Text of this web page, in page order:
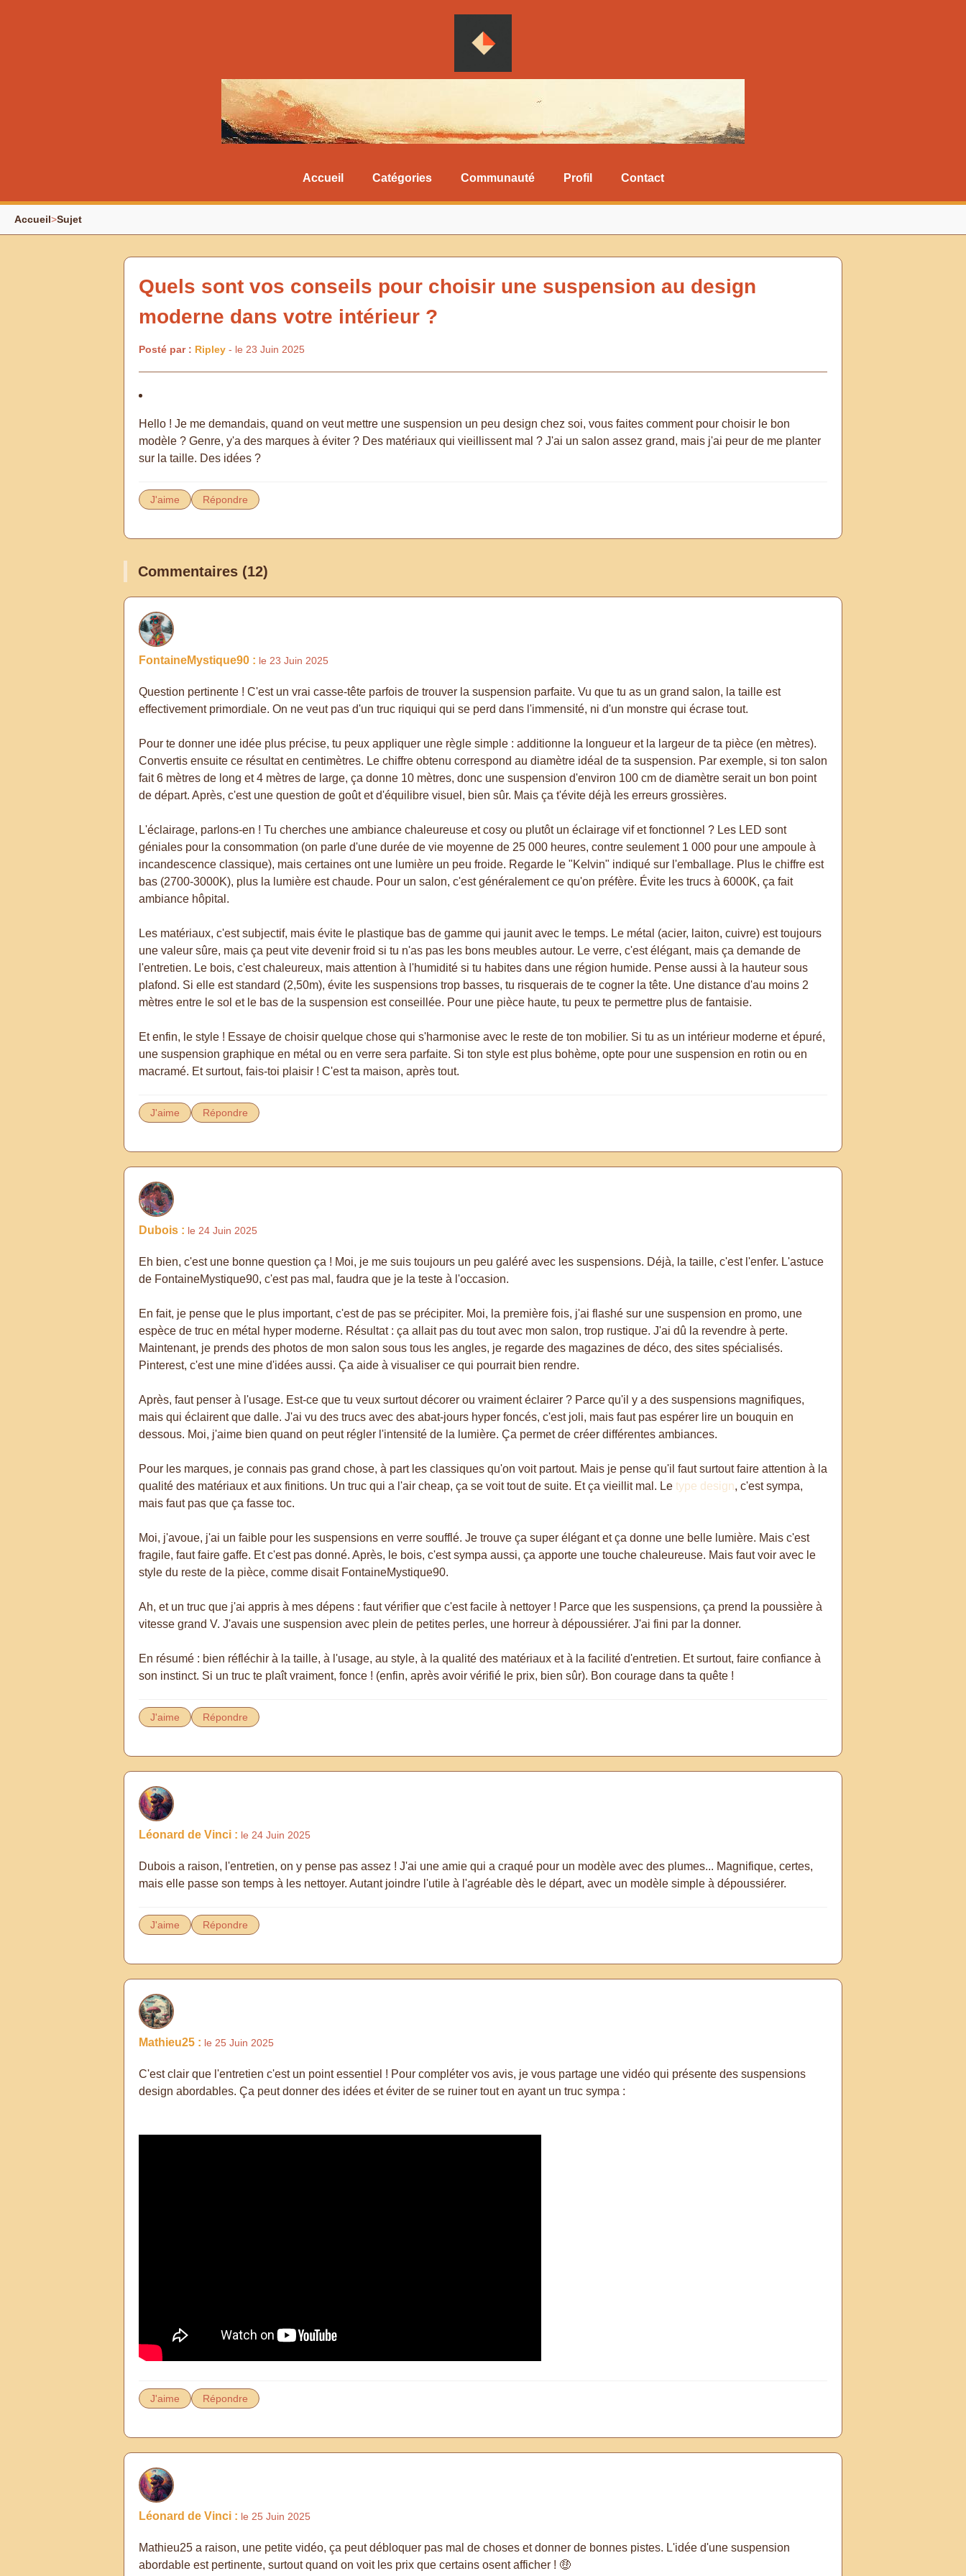
Accueil Catégories Communauté Profil Contact
Accueil>Sujet
Quels sont vos conseils pour choisir une suspension au design
moderne dans votre intérieur ?
Posté par : Ripley - le 23 Juin 2025
Hello ! Je me demandais, quand on veut mettre une suspension un peu design chez soi, vous faites comment pour choisir le bon
modèle ? Genre, y'a des marques à éviter ? Des matériaux qui vieillissent mal ? J'ai un salon assez grand, mais j'ai peur de me planter
sur la taille. Des idées ?
J'aime Répondre
Commentaires (12)
FontaineMystique90 : le 23 Juin 2025
Question pertinente ! C'est un vrai casse-tête parfois de trouver la suspension parfaite. Vu que tu as un grand salon, la taille est
effectivement primordiale. On ne veut pas d'un truc riquiqui qui se perd dans l'immensité, ni d'un monstre qui écrase tout.
Pour te donner une idée plus précise, tu peux appliquer une règle simple : additionne la longueur et la largeur de ta pièce (en mètres).
Convertis ensuite ce résultat en centimètres. Le chiffre obtenu correspond au diamètre idéal de ta suspension. Par exemple, si ton salon
fait 6 mètres de long et 4 mètres de large, ça donne 10 mètres, donc une suspension d'environ 100 cm de diamètre serait un bon point
de départ. Après, c'est une question de goût et d'équilibre visuel, bien sûr. Mais ça t'évite déjà les erreurs grossières.
L'éclairage, parlons-en ! Tu cherches une ambiance chaleureuse et cosy ou plutôt un éclairage vif et fonctionnel ? Les LED sont
géniales pour la consommation (on parle d'une durée de vie moyenne de 25 000 heures, contre seulement 1 000 pour une ampoule à
incandescence classique), mais certaines ont une lumière un peu froide. Regarde le "Kelvin" indiqué sur l'emballage. Plus le chiffre est
bas (2700-3000K), plus la lumière est chaude. Pour un salon, c'est généralement ce qu'on préfère. Évite les trucs à 6000K, ça fait
ambiance hôpital.
Les matériaux, c'est subjectif, mais évite le plastique bas de gamme qui jaunit avec le temps. Le métal (acier, laiton, cuivre) est toujours
une valeur sûre, mais ça peut vite devenir froid si tu n'as pas les bons meubles autour. Le verre, c'est élégant, mais ça demande de
l'entretien. Le bois, c'est chaleureux, mais attention à l'humidité si tu habites dans une région humide. Pense aussi à la hauteur sous
plafond. Si elle est standard (2,50m), évite les suspensions trop basses, tu risquerais de te cogner la tête. Une distance d'au moins 2
mètres entre le sol et le bas de la suspension est conseillée. Pour une pièce haute, tu peux te permettre plus de fantaisie.
Et enfin, le style ! Essaye de choisir quelque chose qui s'harmonise avec le reste de ton mobilier. Si tu as un intérieur moderne et épuré,
une suspension graphique en métal ou en verre sera parfaite. Si ton style est plus bohème, opte pour une suspension en rotin ou en
macramé. Et surtout, fais-toi plaisir ! C'est ta maison, après tout.
J'aime Répondre
Dubois : le 24 Juin 2025
Eh bien, c'est une bonne question ça ! Moi, je me suis toujours un peu galéré avec les suspensions. Déjà, la taille, c'est l'enfer. L'astuce
de FontaineMystique90, c'est pas mal, faudra que je la teste à l'occasion.
En fait, je pense que le plus important, c'est de pas se précipiter. Moi, la première fois, j'ai flashé sur une suspension en promo, une
espèce de truc en métal hyper moderne. Résultat : ça allait pas du tout avec mon salon, trop rustique. J'ai dû la revendre à perte.
Maintenant, je prends des photos de mon salon sous tous les angles, je regarde des magazines de déco, des sites spécialisés.
Pinterest, c'est une mine d'idées aussi. Ça aide à visualiser ce qui pourrait bien rendre.
Après, faut penser à l'usage. Est-ce que tu veux surtout décorer ou vraiment éclairer ? Parce qu'il y a des suspensions magnifiques,
mais qui éclairent que dalle. J'ai vu des trucs avec des abat-jours hyper foncés, c'est joli, mais faut pas espérer lire un bouquin en
dessous. Moi, j'aime bien quand on peut régler l'intensité de la lumière. Ça permet de créer différentes ambiances.
Pour les marques, je connais pas grand chose, à part les classiques qu'on voit partout. Mais je pense qu'il faut surtout faire attention à la
qualité des matériaux et aux finitions. Un truc qui a l'air cheap, ça se voit tout de suite. Et ça vieillit mal. Le type design, c'est sympa,
mais faut pas que ça fasse toc.
Moi, j'avoue, j'ai un faible pour les suspensions en verre soufflé. Je trouve ça super élégant et ça donne une belle lumière. Mais c'est
fragile, faut faire gaffe. Et c'est pas donné. Après, le bois, c'est sympa aussi, ça apporte une touche chaleureuse. Mais faut voir avec le
style du reste de la pièce, comme disait FontaineMystique90.
Ah, et un truc que j'ai appris à mes dépens : faut vérifier que c'est facile à nettoyer ! Parce que les suspensions, ça prend la poussière à
vitesse grand V. J'avais une suspension avec plein de petites perles, une horreur à dépoussiérer. J'ai fini par la donner.
En résumé : bien réfléchir à la taille, à l'usage, au style, à la qualité des matériaux et à la facilité d'entretien. Et surtout, faire confiance à
son instinct. Si un truc te plaît vraiment, fonce ! (enfin, après avoir vérifié le prix, bien sûr). Bon courage dans ta quête !
J'aime Répondre
Léonard de Vinci : le 24 Juin 2025
Dubois a raison, l'entretien, on y pense pas assez ! J'ai une amie qui a craqué pour un modèle avec des plumes... Magnifique, certes,
mais elle passe son temps à les nettoyer. Autant joindre l'utile à l'agréable dès le départ, avec un modèle simple à dépoussiérer.
J'aime Répondre
Mathieu25 : le 25 Juin 2025
C'est clair que l'entretien c'est un point essentiel ! Pour compléter vos avis, je vous partage une vidéo qui présente des suspensions
design abordables. Ça peut donner des idées et éviter de se ruiner tout en ayant un truc sympa :
J'aime Répondre
Léonard de Vinci : le 25 Juin 2025
Mathieu25 a raison, une petite vidéo, ça peut débloquer pas mal de choses et donner de bonnes pistes. L'idée d'une suspension
abordable est pertinente, surtout quand on voit les prix que certains osent afficher ! 🤑